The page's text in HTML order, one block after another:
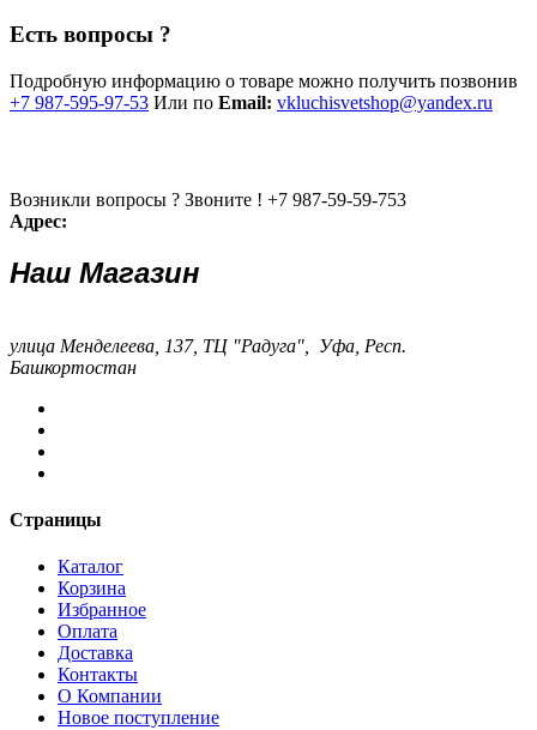
Есть вопросы ?
Подробную информацию о товаре можно получить позвонив
+7 987-595-97-53 Или по Email: vkluchisvetshop@yandex.ru
Возникли вопросы ? Звоните ! +7 987-59-59-753
Адрес:
Наш Магазин
улица Менделеева, 137, ТЦ "Радуга", Уфа, Респ.
Башкортостан
Страницы
Каталог
Корзина
Избранное
Оплата
Доставка
Контакты
О Компании
Новое поступление